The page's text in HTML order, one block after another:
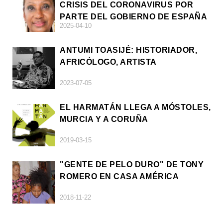
CRISIS DEL CORONAVIRUS POR
PARTE DEL GOBIERNO DE ESPAÑA
2025-04-10
ANTUMI TOASIJÉ: HISTORIADOR,
AFRICÓLOGO, ARTISTA
2023-07-05
EL HARMATÁN LLEGA A MÓSTOLES,
MURCIA Y A CORUÑA
2019-03-15
"GENTE DE PELO DURO" DE TONY
ROMERO EN CASA AMÉRICA
2018-11-22